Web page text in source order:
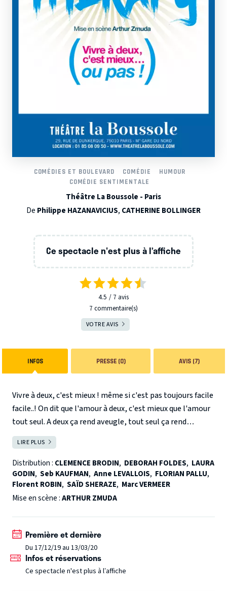
COMÉDIES ET BOULEVARD COMÉDIE
HUMOUR
COMÉDIE SENTIMENTALE
Théâtre La Boussole - Paris
De Philippe HAZANAVICIUS, CATHERINE BOLLINGER
Ce spectacle n'est plus à l’affiche
4.5 7 avis
7 commentaire(s)
VOTRE AVIS
INFOS PRESSE (0) AVIS (7)
Vivre à deux, c'est mieux ! même si c'est pas toujours facile
facile..! On dit que l'amour à deux, c'est mieux que l'amour
tout seul. A deux ça rend aveugle, tout seul ça rend
sourd. Le problème c'est qu'à deux t'entends tellement de
conneries que parfois tu préférerais être sourd !
Ça, c'est ce qu'on se dit avant d'avoir vu "Love Therapy" !
Eh oui, l'amour c'est pas toujours une évidence ...
woman-man show) pleine d'autodérision pour les couples
et les célib'.
Les couples reconnaîtront leur partenaire, les célibataires
LIRE PLUS
Distribution : CLEMENCE BRODIN, DEBORAH FOLDES, LAURA
GODIN, Seb KAUFMAN, Anne LEVALLOIS, FLORIAN PALLU,
Florent ROBIN, SAÏD SHERAZE, Marc VERMEER
Mise en scène :ARTHUR ZMUDA
Première et dernière
Du 17/12/19 au 13/03/20
Infos et réservations
Ce spectacle n'est plus à l’affiche